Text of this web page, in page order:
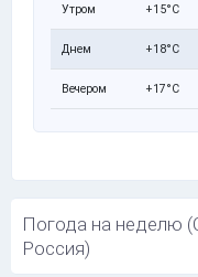
Утром +15°C
Днем +18°C
Вечером +17°C
Погода на неделю
Россия)